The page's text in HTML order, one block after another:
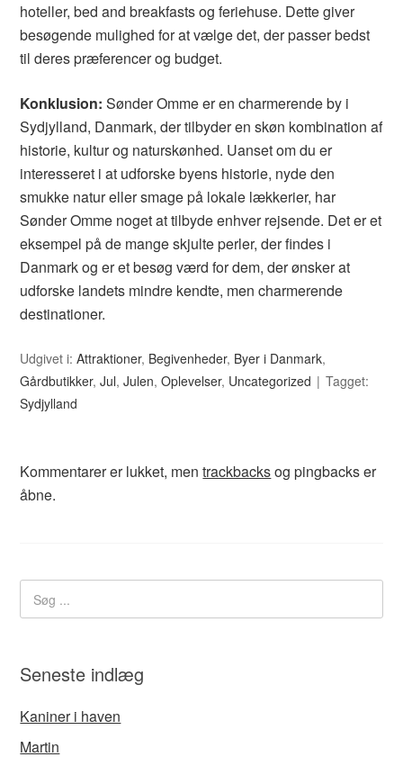
hoteller, bed and breakfasts og feriehuse. Dette giver
besøgende mulighed for at vælge det, der passer bedst
til deres præferencer og budget.
Konklusion: Sønder Omme er en charmerende by i
Sydjylland, Danmark, der tilbyder en skøn kombination af
historie, kultur og naturskønhed. Uanset om du er
interesseret i at udforske byens historie, nyde den
smukke natur eller smage på lokale lækkerier, har
Sønder Omme noget at tilbyde enhver rejsende. Det er et
eksempel på de mange skjulte perler, der findes i
Danmark og er et besøg værd for dem, der ønsker at
udforske landets mindre kendte, men charmerende
destinationer.
Udgivet i:Attraktioner, Begivenheder, Byer i Danmark,
Gårdbutikker,Jul,Julen,Oplevelser, Uncategorized
Tagget:
Sydjylland
Kommentarer er lukket, mentrackbacksog pingbacks er
åbne.
Seneste indlæg
Kaniner i haven
Martin